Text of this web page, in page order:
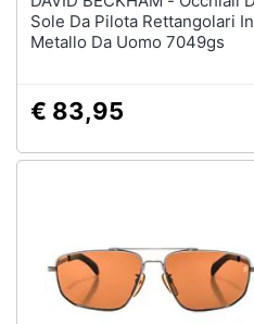
Sole Da Pilota Rettangolari In
Metallo Da Uomo 7049gs
€ 83,95